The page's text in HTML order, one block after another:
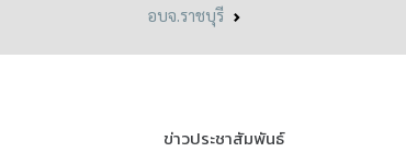
อบจ.ราชบุรี
ข่าวประชาสัมพันธ์